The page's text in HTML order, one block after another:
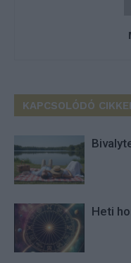
KAPCSOLÓDÓ
Heti